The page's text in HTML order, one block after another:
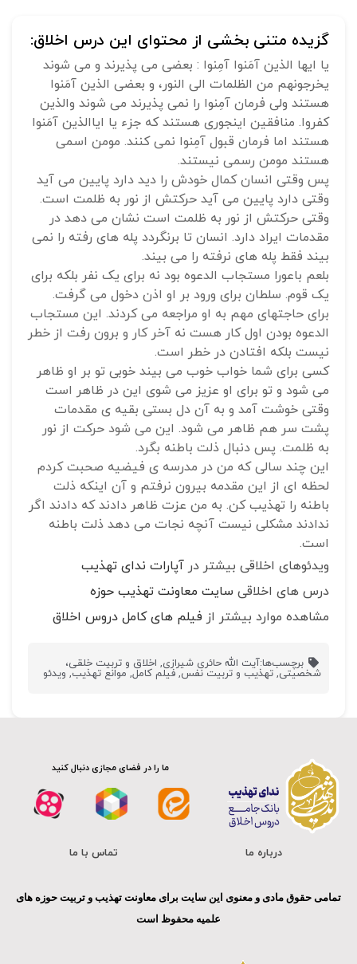
گزیده متنی بخشی از محتوای این درس اخلاق:
یا ایها الذین آمَنوا آمِنوا : بعضی می پذیرند و می شوند
یخرجونهم من الظلمات الی النور، و بعضی الذین آمَنوا
هستند ولی فرمان آمِنوا را نمی پذیرند می شوند والذین
کفروا. منافقین اینجوری هستند که جزء یا ایاالذین آمَنوا
هستند اما فرمان قبول آمِنوا نمی کنند. مومن اسمی
هستند مومن رسمی نیستند.
پس وقتی انسان کمال خودش را دید دارد پایین می آید
وقتی دارد پایین می آید حرکتش از نور به ظلمت است.
وقتی حرکتش از نور به ظلمت است نشان می دهد در
مقدمات ایراد دارد. انسان تا برنگردد پله های رفته را نمی
بیند فقط پله های نرفته را می بیند.
بلعم باعورا مستجاب الدعوه بود نه برای یک نفر بلکه برای
یک قوم. سلطان برای ورود بر او اذن دخول می گرفت.
برای حاجتهای مهم به او مراجعه می کردند. این مستجاب
الدعوه بودن اول کار هست نه آخر کار و برون رفت از خطر
نیست بلکه افتادن در خطر است.
کسی برای شما خواب خوب می بیند خوبی تو بر او ظاهر
می شود و تو برای او عزیز می شوی این در ظاهر است
وقتی خوشت آمد و به آن دل بستی بقیه ی مقدمات
پشت سر هم ظاهر می شود. این می شود حرکت از نور
به ظلمت. پس دنبال ذلت باطنه بگرد.
این چند سالی که من در مدرسه ی فیضیه صحبت کردم
لحظه ای از این مقدمه بیرون نرفتم و آن اینکه ذلت
باطنه را تهذیب کن. به من عزت ظاهر دادند که دادند اگر
ندادند مشکلی نیست آنچه نجات می دهد ذلت باطنه
است.
ویدئوهای اخلاقی بیشتر در آپارات ندای تهذیب
درس های اخلاقی سایت معاونت تهذیب حوزه
مشاهده موارد بیشتر از فیلم های کامل دروس اخلاق
برچسب‌ها:آیت الله حائری شیرازی, اخلاق و تربیت خلقی،
شخصیتی, تهذیب و تربیت نفس, فیلم کامل, موانع تهذیب, ویدئو
ما را در فضای مجازی دنبال کنید
درباره ما تماس با ما
تمامی حقوق مادی و معنوی این سایت برای معاونت تهذیب و تربیت حوزه های
علمیه محفوظ است